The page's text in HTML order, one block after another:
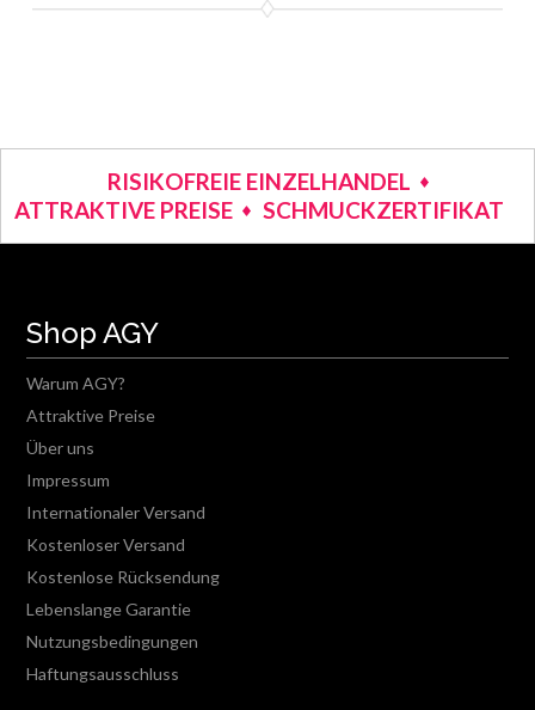
RISIKOFREIE EINZELHANDEL
ATTRAKTIVE PREISE
SCHMUCKZERTIFIKAT
Shop AGY
Warum AGY?
Attraktive Preise
Über uns
Impressum
Internationaler Versand
Kostenloser Versand
Kostenlose Rücksendung
Lebenslange Garantie
Nutzungsbedingungen
Haftungsausschluss